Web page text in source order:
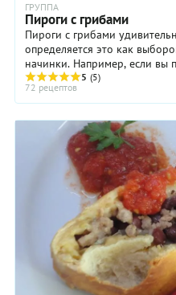
ГРУППА
Пироги с грибами
Пироги с грибами
определяется это как выбором теста, так и грибов
начинки. Например, если вы
подосиновиков,
5 (5)
72 рецептов